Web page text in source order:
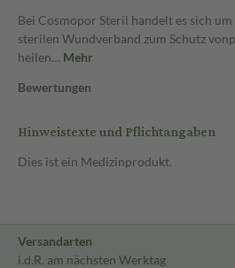
Bei Cosmopor Steril handelt es sich
sterilen Wundverband zum Schutz
heilen… Mehr
Bewertungen
Hinweistexte und Pflichtangaben
Dies ist ein Medizinprodukt.
Versandarten
i.d.R. am nächsten Werktag